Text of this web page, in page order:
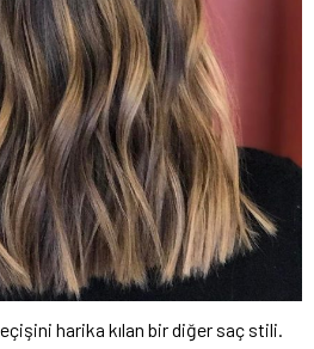
harika kılan bir diğer saç stili.